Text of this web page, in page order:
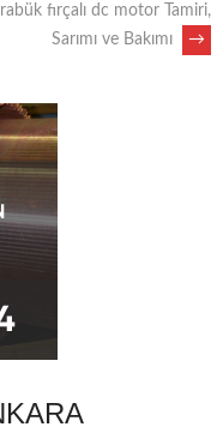
fırçalı dc motor Tamiri,
Sarımı ve Bakımı
→